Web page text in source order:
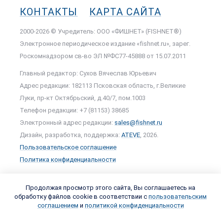
КОНТАКТЫ
КАРТА САЙТА
2000-2026 © Учредитель: ООО «ФИШНЕТ» (FISHNET®)
Электронное периодическое издание «fishnet.ru», зарег.
Роскомнадзором cв-во ЭЛ №ФС77-45888 от 15.07.2011
Главный редактор: Сухов Вячеслав Юрьевич
Адрес редакции: 182113 Псковская область, г.Великие
Луки, пр-кт Октябрьский, д.40/7, пом.1003
Телефон редакции: +7 (81153) 38685
Электронный адрес редакции: sales@fishnet.ru
Дизайн, разработка, поддержка: ATEVE , 2026.
Пользовательское соглашение
Политика конфиденциальности
Продолжая просмотр этого сайта, Вы соглашаетесь на
обработку файлов cookie в соответствии с пользовательским
соглашением и политикой конфиденциальности